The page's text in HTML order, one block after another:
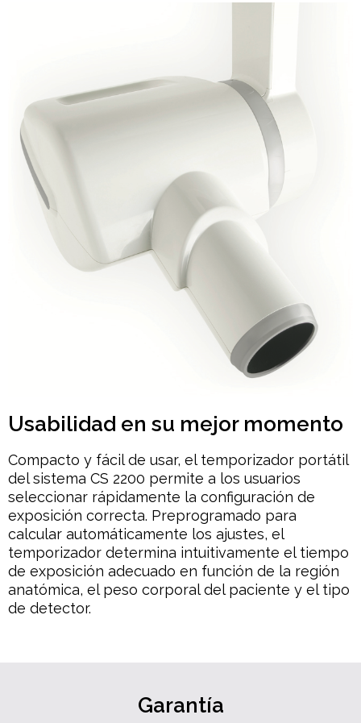
Usabilidad en su mejor momento
Compacto y fácil de usar, el temporizador portátil
del sistema CS 2200 permite a los usuarios
seleccionar rápidamente la configuración de
exposición correcta. Preprogramado para
calcular automáticamente los ajustes, el
temporizador determina intuitivamente el tiempo
de exposición adecuado en función de la región
anatómica, el peso corporal del paciente y el tipo
de detector.
Garantía